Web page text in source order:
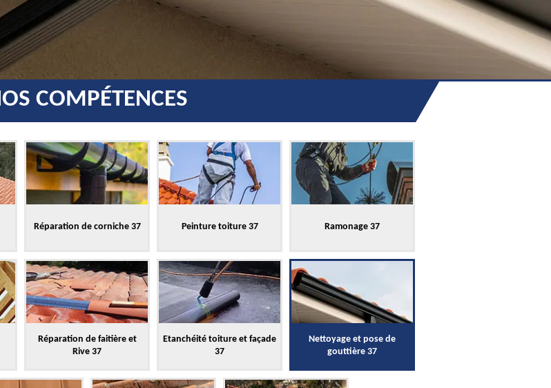
COMPÉTENCES
Réparation de corniche 37 Peinture toiture 37 Ramonage 37
Réparation de faitière et
Rive 37
Etanchéité toiture et façade
37
Nettoyage et pose de
gouttière 37